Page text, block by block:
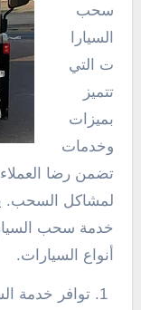
سحب
السيارا
ت التي
تتميز
بميزات
وخدمات
تضمن رضا العملاء
لمشاكل السحب.
خدمة سحب
أنواع السيارات.
توافر خدمة